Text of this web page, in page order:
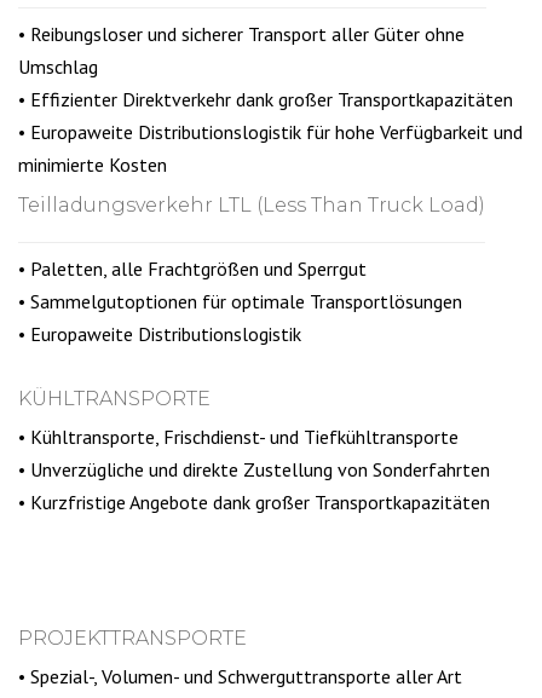
• Reibungsloser und sicherer Transport aller Güter ohne
Umschlag
• Effizienter Direktverkehr dank großer Transportkapazitäten
• Europaweite Distributionslogistik für hohe Verfügbarkeit und
minimierte Kosten
Teilladungsverkehr LTL (Less Than Truck Load)
• Paletten, alle Frachtgrößen und Sperrgut
• Sammelgutoptionen für optimale Transportlösungen
• Europaweite Distributionslogistik
KÜHLTRANSPORTE
• Kühltransporte, Frischdienst- und Tiefkühltransporte
• Unverzügliche und direkte Zustellung von Sonderfahrten
• Kurzfristige Angebote dank großer Transportkapazitäten
PROJEKTTRANSPORTE
• Spezial-, Volumen- und Schwerguttransporte aller Art